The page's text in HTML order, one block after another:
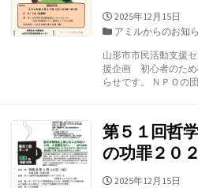
公
開
2025年12月15日
カ
ゴ
リ
ー
アミルからのお知
山形市市民活動支援
援企画 初心者のため
らせです。 ＮＰＯの
第５１回哲
の功罪２０
公
2025年12月15日